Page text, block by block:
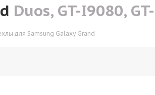
Duos, GT-I9080,
для Samsung Galaxy Grand